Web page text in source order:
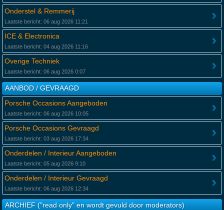
Onderstel & Remmerij
Laatste bericht: 06 aug 2026 11:21
ICE & Electronica
Laatste bericht: 04 aug 2026 11:16
Overige Techniek
Laatste bericht: 06 aug 2026 0:07
AANBOD / GEVRAAGD
Porsche Occasions Aangeboden
Laatste bericht: 06 aug 2026 10:05
Porsche Occasions Gevraagd
Laatste bericht: 03 aug 2026 17:34
Onderdelen / Interieur Aangeboden
Laatste bericht: 05 aug 2026 9:10
Onderdelen / Interieur Gevraagd
Laatste bericht: 06 aug 2026 12:34
ARCHIEF ("read only" en wordt gevuld door moderators)